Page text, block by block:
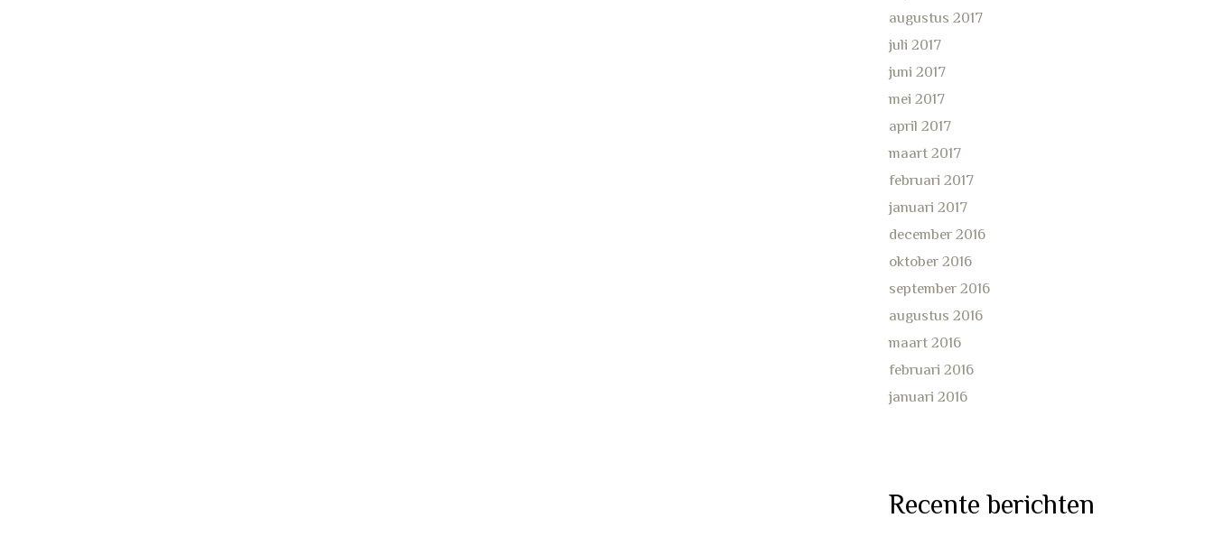
augustus 2017
juli 2017
juni 2017
mei 2017
april 2017
maart 2017
februari 2017
januari 2017
december 2016
oktober 2016
september 2016
augustus 2016
maart 2016
februari 2016
januari 2016
Recente berichten